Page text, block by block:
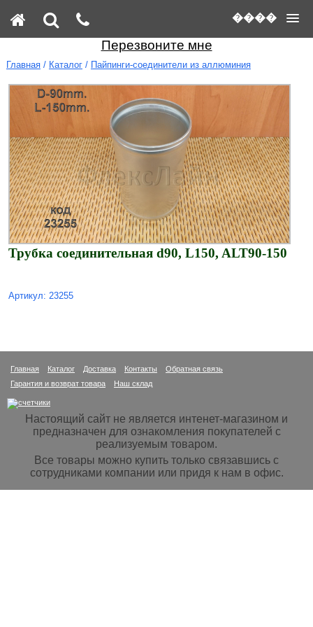
����
Перезвоните мне
Главная/ Каталог/ Пайпинги-соединители из аллюминия
Трубка соединительная d90, L150, ALT90-150
Артикул: 23255
Главная Каталог Доставка Контакты
Обратная связь
Гарантия и возврат товара
Наш склад
Настоящий сайт не является интенет-магазином и
предназначен для ознакомления покупателей с
реализуемым товаром.
Все товары можно купить только связавшись с
сотрудниками компании или придя к нам в офис.